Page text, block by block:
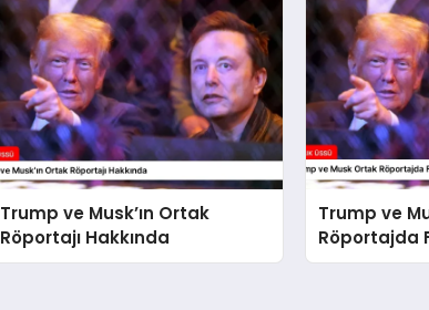
Trump ve Musk’ın Ortak
Röportajı Hakkında
Trump ve
Röportajda
Hakkında